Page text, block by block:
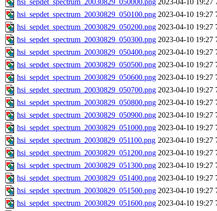
hsi_sepdet_spectrum_20030829_050000.png 2023-04-10 19:27
hsi_sepdet_spectrum_20030829_050100.png 2023-04-10 19:27
hsi_sepdet_spectrum_20030829_050200.png 2023-04-10 19:27
hsi_sepdet_spectrum_20030829_050300.png 2023-04-10 19:27
hsi_sepdet_spectrum_20030829_050400.png 2023-04-10 19:27
hsi_sepdet_spectrum_20030829_050500.png 2023-04-10 19:27
hsi_sepdet_spectrum_20030829_050600.png 2023-04-10 19:27
hsi_sepdet_spectrum_20030829_050700.png 2023-04-10 19:27
hsi_sepdet_spectrum_20030829_050800.png 2023-04-10 19:27
hsi_sepdet_spectrum_20030829_050900.png 2023-04-10 19:27
hsi_sepdet_spectrum_20030829_051000.png 2023-04-10 19:27
hsi_sepdet_spectrum_20030829_051100.png 2023-04-10 19:27
hsi_sepdet_spectrum_20030829_051200.png 2023-04-10 19:27
hsi_sepdet_spectrum_20030829_051300.png 2023-04-10 19:27
hsi_sepdet_spectrum_20030829_051400.png 2023-04-10 19:27
hsi_sepdet_spectrum_20030829_051500.png 2023-04-10 19:27
hsi_sepdet_spectrum_20030829_051600.png 2023-04-10 19:27